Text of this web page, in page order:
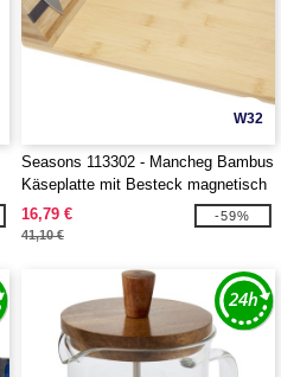
W32
Seasons 113302 - Mancheg Bambus
Käseplatte mit Besteck magnetisch
16,79 €
41,10 €
-59%